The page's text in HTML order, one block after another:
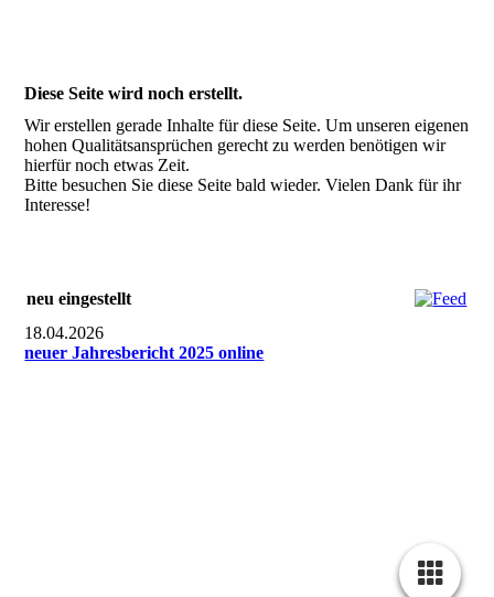
Diese Seite wird noch erstellt.
Wir erstellen gerade Inhalte für diese Seite. Um unseren eigenen
hohen Qualitätsansprüchen gerecht zu werden benötigen wir
hierfür noch etwas Zeit.
Bitte besuchen Sie diese Seite bald wieder. Vielen Dank für ihr
Interesse!
neu eingestellt
18.04.2026
neuer Jahresbericht 2025 online